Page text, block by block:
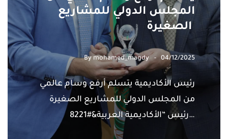
المجلس الدولي للمشاريع
By mohamed_magdy 04/12/2025
رئيس الأكاديمية يتسلم أرفع وسام عالمي
من المجلس الدولي للمشاريع الصغيرة
رئيس “الأكاديمية العربية&#8221…